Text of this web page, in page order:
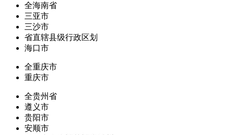
全海南省
三亚市
三沙市
省直辖县级行政区划
海口市
全重庆市
重庆市
全贵州省
遵义市
贵阳市
安顺市